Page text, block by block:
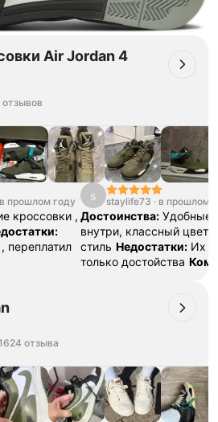
Air Jordan 4
отзывов
в прошлом году
кроссовки ,
переплатил
s staylife73 · в прошлом
Достоинства: Удобные,
внутри, классный цвет,
стиль Недостатки: Их
только достойства
самое то, ждет, пока
отзыва